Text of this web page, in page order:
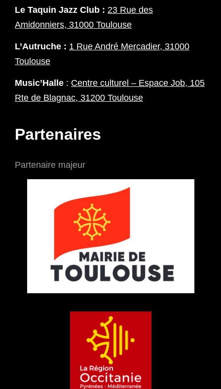
Le Taquin Jazz Club : 23 Rue des
Amidonniers, 31000 Toulouse
L’Autruche : 1 Rue André Mercadier, 31000
Toulouse
Music’Halle : Centre culturel – Espace Job, 105
Rte de Blagnac, 31200 Toulouse
Partenaires
Partenaire majeur